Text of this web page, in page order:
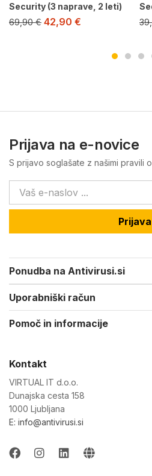
Security (3 naprave, 2 leti)
69,90€ 42,90 €
Prijava na e-novice
S prijavo soglašate z našimi pravili o
Prijava
Ponudba na Antivirusi.si
Uporabniški račun
Pomoč in informacije
Kontakt
VIRTUAL IT d.o.o.
Dunajska cesta 158
1000 Ljubljana
E: info@antivirusi.si